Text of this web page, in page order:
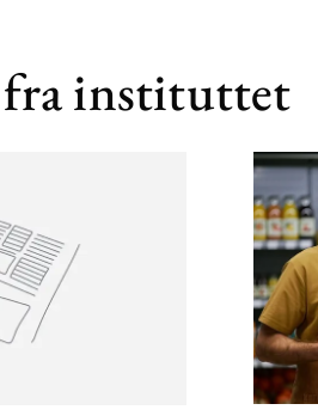
instituttet